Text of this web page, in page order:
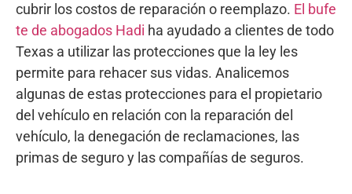
cubrir los costos de reparación o reemplazo. El bufe
te de abogados Hadi ha ayudado a clientes de todo
Texas a utilizar las protecciones que la ley les
permite para rehacer sus vidas. Analicemos
algunas de estas protecciones para el propietario
del vehículo en relación con la reparación del
vehículo, la denegación de reclamaciones, las
primas de seguro y las compañías de seguros.